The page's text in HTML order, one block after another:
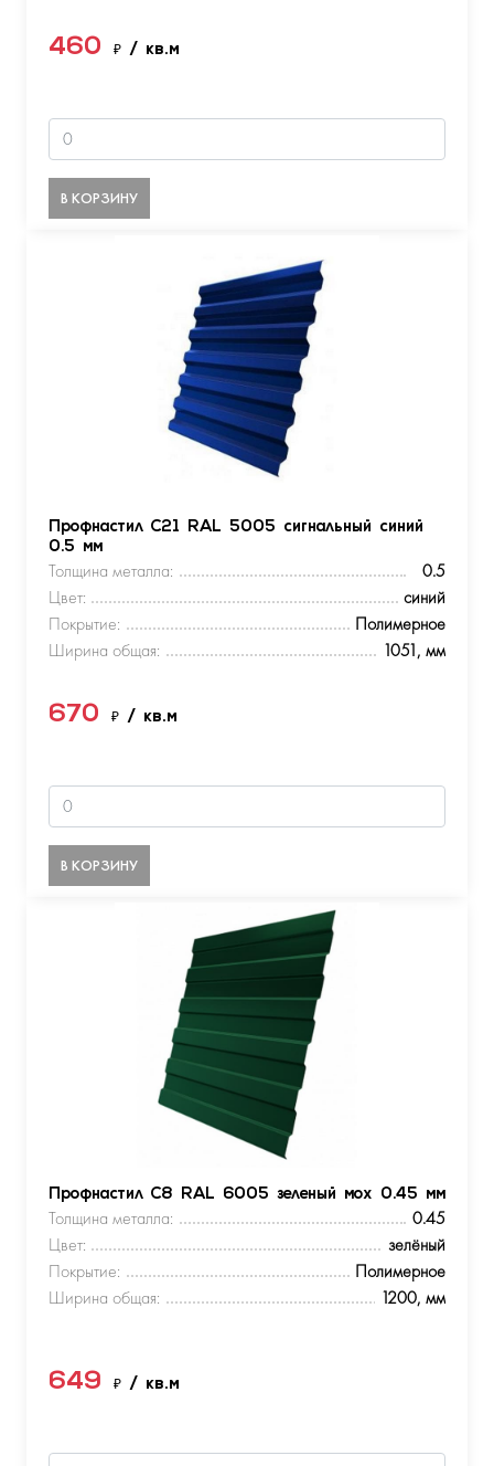
460 ₽ / кв.м
В КОРЗИНУ
Профнастил С21 RAL 5005 сигнальный синий
0.5 мм
Толщина металла:
0.5
Цвет:
синий
Покрытие:
Полимерное
Ширина общая:
1051, мм
670 ₽ / кв.м
В КОРЗИНУ
Профнастил С8 RAL 6005 зеленый мох 0.45 мм
Толщина металла:
0.45
Цвет:
зелёный
Покрытие:
Полимерное
Ширина общая:
1200, мм
649 ₽ / кв.м